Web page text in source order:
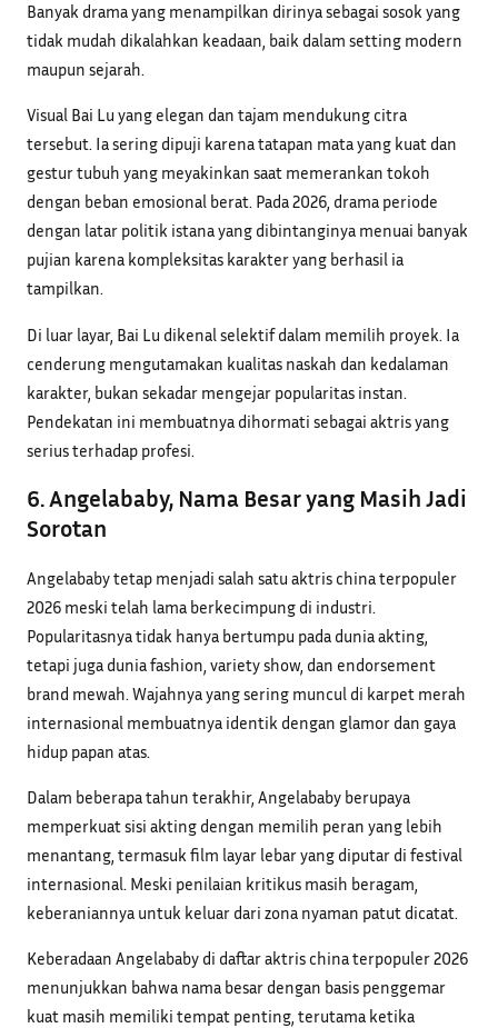
Banyak drama yang menampilkan dirinya sebagai sosok yang
tidak mudah dikalahkan keadaan, baik dalam setting modern
maupun sejarah.
Visual Bai Lu yang elegan dan tajam mendukung citra
tersebut. Ia sering dipuji karena tatapan mata yang kuat dan
gestur tubuh yang meyakinkan saat memerankan tokoh
dengan beban emosional berat. Pada 2026, drama periode
dengan latar politik istana yang dibintanginya menuai banyak
pujian karena kompleksitas karakter yang berhasil ia
tampilkan.
Di luar layar, Bai Lu dikenal selektif dalam memilih proyek. Ia
cenderung mengutamakan kualitas naskah dan kedalaman
karakter, bukan sekadar mengejar popularitas instan.
Pendekatan ini membuatnya dihormati sebagai aktris yang
serius terhadap profesi.
6. Angelababy, Nama Besar yang Masih Jadi
Sorotan
Angelababy tetap menjadi salah satu aktris china terpopuler
2026 meski telah lama berkecimpung di industri.
Popularitasnya tidak hanya bertumpu pada dunia akting,
tetapi juga dunia fashion, variety show, dan endorsement
brand mewah. Wajahnya yang sering muncul di karpet merah
internasional membuatnya identik dengan glamor dan gaya
hidup papan atas.
Dalam beberapa tahun terakhir, Angelababy berupaya
memperkuat sisi akting dengan memilih peran yang lebih
menantang, termasuk film layar lebar yang diputar di festival
internasional. Meski penilaian kritikus masih beragam,
keberaniannya untuk keluar dari zona nyaman patut dicatat.
Keberadaan Angelababy di daftar aktris china terpopuler 2026
menunjukkan bahwa nama besar dengan basis penggemar
kuat masih memiliki tempat penting, terutama ketika